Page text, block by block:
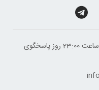
هر روز تمام ایام هفته از ساعت 8:30 الی ساعت 23:00 ‌روز پاسخگوی